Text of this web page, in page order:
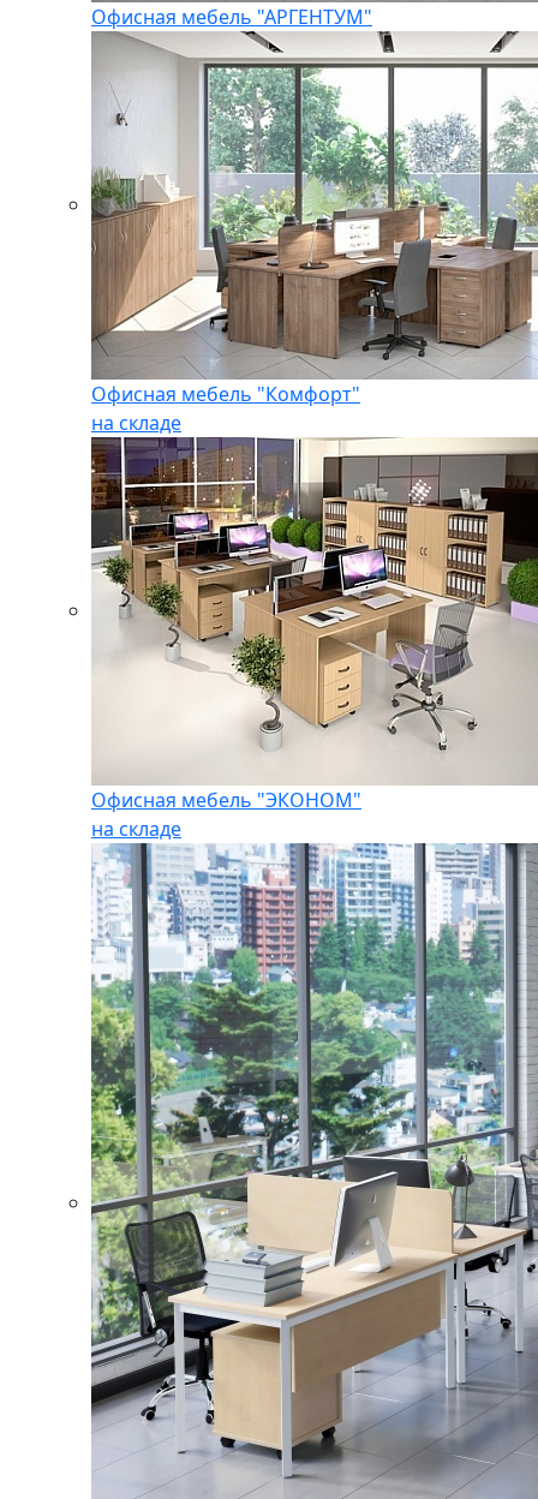
Офисная мебель "АРГЕНТУМ"
Офисная мебель "Комфорт"
на складе
Офисная мебель "ЭКОНОМ"
на складе